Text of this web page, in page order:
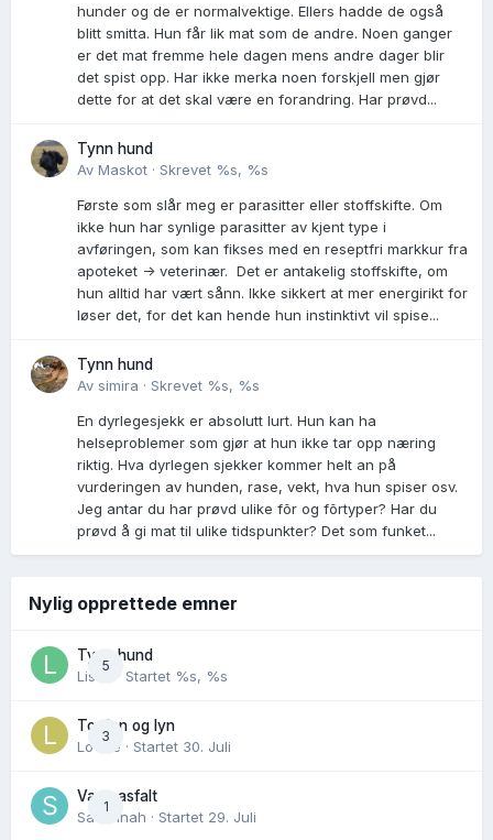
hunder og de er normalvektige. Ellers hadde de også
blitt smitta. Hun får lik mat som de andre. Noen ganger
er det mat fremme hele dagen mens andre dager blir
det spist opp. Har ikke merka noen forskjell men gjør
dette for at det skal være en forandring. Har prøvd...
Tynn hund
Av Maskot · Skrevet %s, %s
Første som slår meg er parasitter eller stoffskifte. Om
ikke hun har synlige parasitter av kjent type i
avføringen, som kan fikses med en reseptfri markkur fra
apoteket -> veterinær. Det er antakelig stoffskifte, om
hun alltid har vært sånn. Ikke sikkert at mer energirikt for
løser det, for det kan hende hun instinktivt vil spise...
Tynn hund
Av simira · Skrevet %s, %s
En dyrlegesjekk er absolutt lurt. Hun kan ha
helseproblemer som gjør at hun ikke tar opp næring
riktig. Hva dyrlegen sjekker kommer helt an på
vurderingen av hunden, rase, vekt, hva hun spiser osv.
Jeg antar du har prøvd ulike fõr og fõrtyper? Har du
prøvd å gi mat til ulike tidspunkter? Det som funket...
Nylig opprettede emner
5
Tynn hund
Lisen
· Startet %s, %s
3
Torden og lyn
Lovise · Startet 30. Juli
1
Varm asfalt
Savannah · Startet 29. Juli